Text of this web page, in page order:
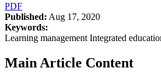
PDF
Published: Aug 17, 2020
Keywords:
Learning management Integrated
Main Article Content